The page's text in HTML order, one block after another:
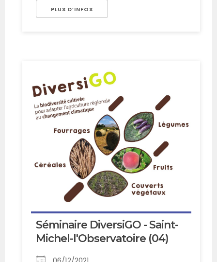
PLUS D’INFOS
Séminaire DiversiGO - Saint-
Michel-l'Observatoire (04)